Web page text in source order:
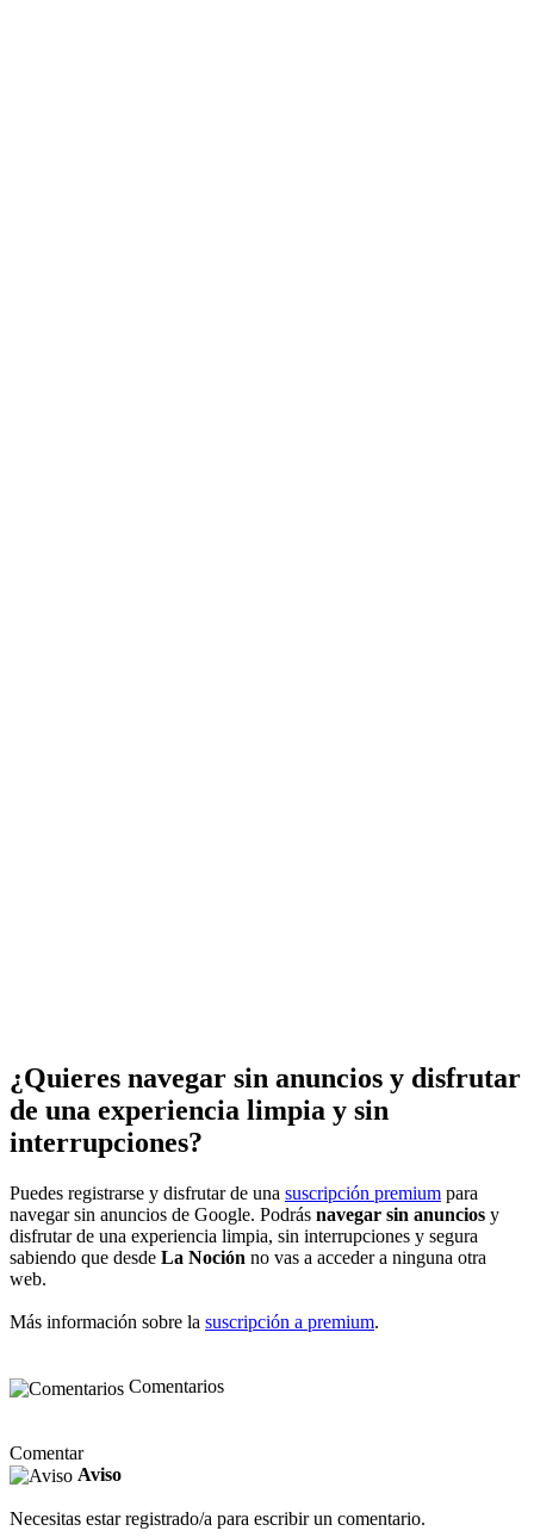
¿Quieres navegar sin anuncios y disfrutar
de una experiencia limpia y sin
interrupciones?
Puedes registrarse y disfrutar de una suscripción premium para
navegar sin anuncios de Google. Podrás navegar sin anuncios y
disfrutar de una experiencia limpia, sin interrupciones y segura
sabiendo que desde La Noción no vas a acceder a ninguna otra
web.
Más información sobre la suscripción a premium.
Comentarios
Comentar
Aviso
Necesitas estar registrado/a para escribir un comentario.